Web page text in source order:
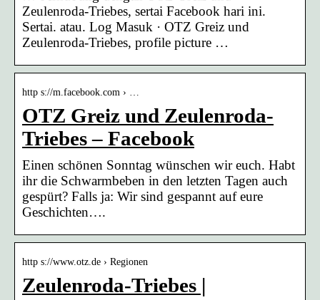
Zeulenroda-Triebes, sertai Facebook hari ini.
Sertai. atau. Log Masuk · OTZ Greiz und
Zeulenroda-Triebes, profile picture …
http s://m.facebook.com › …
OTZ Greiz und Zeulenroda-
Triebes – Facebook
Einen schönen Sonntag wünschen wir euch. Habt
ihr die Schwarmbeben in den letzten Tagen auch
gespürt? Falls ja: Wir sind gespannt auf eure
Geschichten….
http s://www.otz.de › Regionen
Zeulenroda-Triebes |